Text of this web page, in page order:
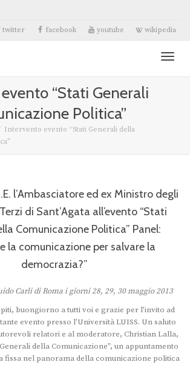
twitter facebook youtube wikipedia
“Stati Generali
Politica”
Intervento evento “Stati Generali della
l’Ambasciatore ed ex Ministro degli
di Sant’Agata all’evento “Stati
Comunicazione Politica” Panel:
la comunicazione per salvare la
democrazia?”
Carli di Roma i giorni 28, 29, 30 maggio 2013
buongiorno a tutti voi e grazie per l’invito ad
evento presso l’Università LUISS. Un saluto
relatori e al moderatore, Christian Lalla,
della Comunicazione”, un appuntamento
fissa nel panorama della comunicazione politica